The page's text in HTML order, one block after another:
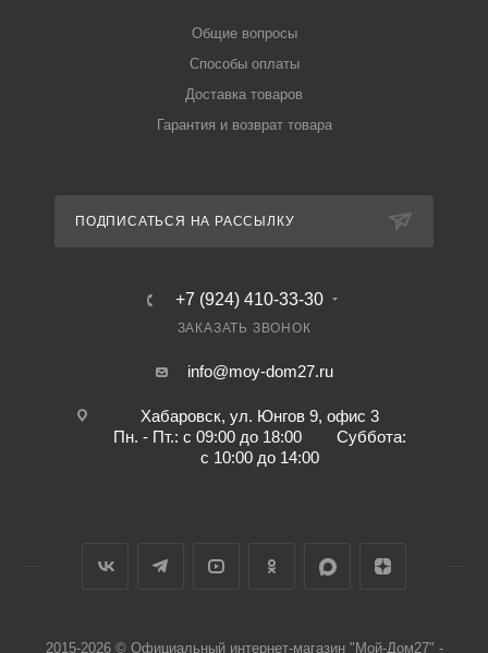
Общие вопросы
Способы оплаты
Доставка товаров
Гарантия и возврат товара
ПОДПИСАТЬСЯ НА РАССЫЛКУ
+7 (924) 410-33-30
ЗАКАЗАТЬ ЗВОНОК
info@moy-dom27.ru
Хабаровск, ул. Юнгов 9, офис 3
Пн. - Пт.: с 09:00 до 18:00 Суббота:
с 10:00 до 14:00
2015-2026 © Официальный интернет-магазин "Мой-Дом27" -